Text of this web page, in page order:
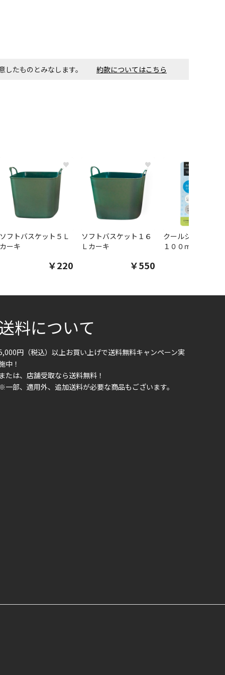
意したものとみなします。 約款についてはこちら
♥
ソフトバスケット５Ｌ
カーキ
￥220
♥
ソフトバスケット１６
Ｌカーキ
￥550
クールシャツスプ
１００ｍｌ
料について
円（税込）以上お買い上げで送料無料キャンペーン実
中！
または、店舗受取なら送料無料！
※一部、適用外、追加送料が必要な商品もございます。